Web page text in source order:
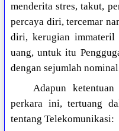
menderita stres, takut,
percaya diri, tercemar
diri, kerugian
uang, untuk itu
dengan sejumlah
Adapun
perkara ini, tertuang
tentang Telekomunikasi: